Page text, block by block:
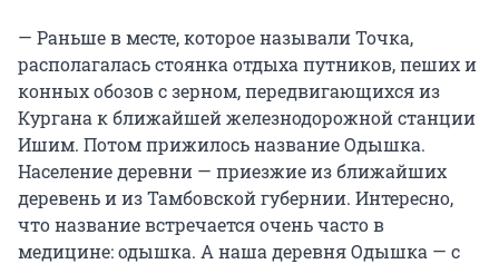
— Раньше в месте, которое называли Точка,
располагалась стоянка отдыха путников, пеших и
конных обозов с зерном, передвигающихся из
Кургана к ближайшей железнодорожной станции
Ишим. Потом прижилось название Одышка.
Население деревни — приезжие из ближайших
деревень и из Тамбовской губернии. Интересно,
что название встречается очень часто в
медицине: одышка. А наша деревня Одышка — с